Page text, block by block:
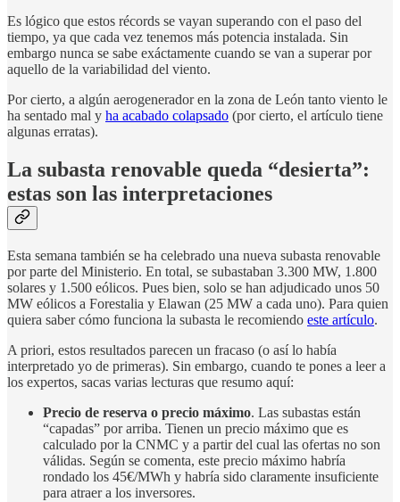
Es lógico que estos récords se vayan superando con el paso del
tiempo, ya que cada vez tenemos más potencia instalada. Sin
embargo nunca se sabe exáctamente cuando se van a superar por
aquello de la variabilidad del viento.
Por cierto, a algún aerogenerador en la zona de León tanto viento le
ha sentado mal y ha acabado colapsado (por cierto, el artículo tiene
algunas erratas).
La subasta renovable queda “desierta”:
estas son las interpretaciones
Esta semana también se ha celebrado una nueva subasta renovable
por parte del Ministerio. En total, se subastaban 3.300 MW, 1.800
solares y 1.500 eólicos. Pues bien, solo se han adjudicado unos 50
MW eólicos a Forestalia y Elawan (25 MW a cada uno). Para quien
quiera saber cómo funciona la subasta le recomiendo este artículo.
A priori, estos resultados parecen un fracaso (o así lo había
interpretado yo de primeras). Sin embargo, cuando te pones a leer a
los expertos, sacas varias lecturas que resumo aquí:
Precio de reserva o precio máximo. Las subastas están
“capadas” por arriba. Tienen un precio máximo que es
calculado por la CNMC y a partir del cual las ofertas no son
válidas. Según se comenta, este precio máximo habría
rondado los 45€/MWh y habría sido claramente insuficiente
para atraer a los inversores.